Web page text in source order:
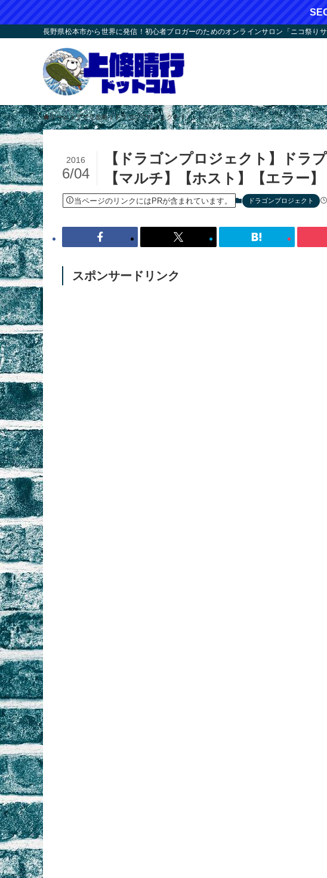
長野県松本市から世界に発信！初心者ブロガーのためのオンラインサロン「ニコ祭
ホーム アプリ攻略 ドラゴンプロジェクト
【ドラゴンプロジェクト】ドラ
【マルチ】【ホスト】【エラー】
2016
6/04
当ページのリンクにはPRが含まれています。 ドラゴンプロジェクト
スポンサードリンク